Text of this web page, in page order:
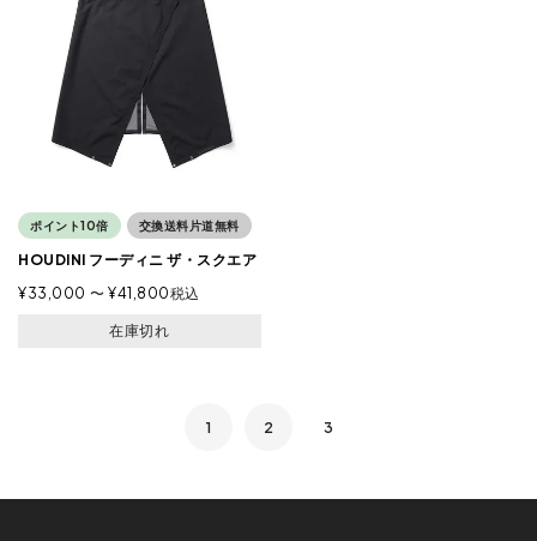
ポイント10倍 交換送料片道無料
HOUDINI フーディニ ザ・スクエア
¥33,000 〜 ¥41,800税込
在庫切れ
1 2 3